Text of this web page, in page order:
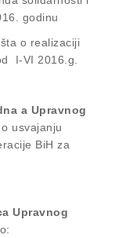
godinu
o realizaciji
I-VI 2016.g.
a Upravnog
usvajanju
BiH za
Upravnog